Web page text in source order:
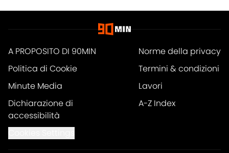
A PROPOSITO DI 90MIN
Norme della privacy
Politica di Cookie
Termini & condizioni
Minute Media
Lavori
Dichiarazione di
accessibilità
A-Z Index